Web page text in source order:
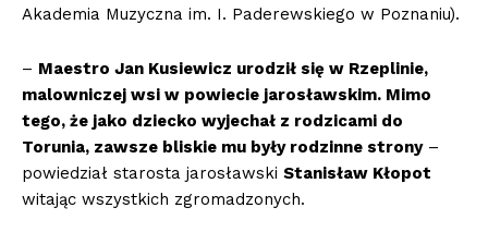
Akademia Muzyczna im. I. Paderewskiego w Poznaniu).
– Maestro Jan Kusiewicz urodził się w Rzeplinie,
malowniczej wsi w powiecie jarosławskim. Mimo
tego, że jako dziecko wyjechał z rodzicami do
Torunia, zawsze bliskie mu były rodzinne strony–
powiedział starosta jarosławski Stanisław Kłopot
witając wszystkich zgromadzonych.